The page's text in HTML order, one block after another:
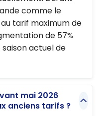
comme le
tarif maximum de
de 57%
actuel de
mai 2026
anciens tarifs ?